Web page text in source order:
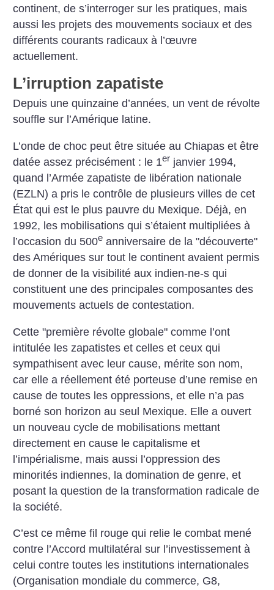
continent, de s’interroger sur les pratiques, mais
aussi les projets des mouvements sociaux et des
différents courants radicaux à l’œuvre
actuellement.
L’irruption zapatiste
Depuis une quinzaine d’années, un vent de révolte
souffle sur l’Amérique latine.
L’onde de choc peut être située au Chiapas et être
datée assez précisément : le 1er janvier 1994,
quand l’Armée zapatiste de libération nationale
(EZLN) a pris le contrôle de plusieurs villes de cet
État qui est le plus pauvre du Mexique. Déjà, en
1992, les mobilisations qui s’étaient multipliées à
l’occasion du 500e anniversaire de la "découverte"
des Amériques sur tout le continent avaient permis
de donner de la visibilité aux indien-ne-s qui
constituent une des principales composantes des
mouvements actuels de contestation.
Cette "première révolte globale" comme l’ont
intitulée les zapatistes et celles et ceux qui
sympathisent avec leur cause, mérite son nom,
car elle a réellement été porteuse d’une remise en
cause de toutes les oppressions, et elle n’a pas
borné son horizon au seul Mexique. Elle a ouvert
un nouveau cycle de mobilisations mettant
directement en cause le capitalisme et
l’impérialisme, mais aussi l’oppression des
minorités indiennes, la domination de genre, et
posant la question de la transformation radicale de
la société.
C’est ce même fil rouge qui relie le combat mené
contre l’Accord multilatéral sur l’investissement à
celui contre toutes les institutions internationales
(Organisation mondiale du commerce, G8,